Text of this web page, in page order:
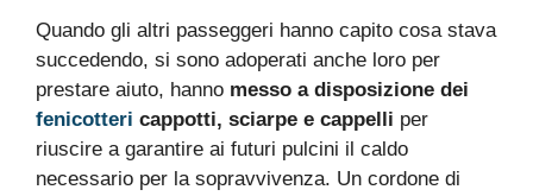
Quando gli altri passeggeri hanno capito cosa stava
succedendo, si sono adoperati anche loro per
prestare aiuto, hanno messo a disposizione dei
fenicotteri cappotti, sciarpe e cappelli per
riuscire a garantire ai futuri pulcini il caldo
necessario per la sopravvivenza. Un cordone di